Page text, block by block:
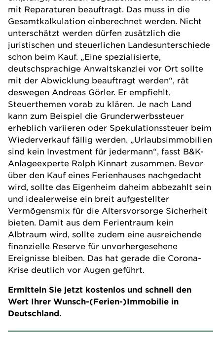
mit Reparaturen beauftragt. Das muss in die
Gesamtkalkulation einberechnet werden. Nicht
unterschätzt werden dürfen zusätzlich die
juristischen und steuerlichen Landesunterschiede
schon beim Kauf. „Eine spezialisierte,
deutschsprachige Anwaltskanzlei vor Ort sollte
mit der Abwicklung beauftragt werden“, rät
deswegen Andreas Görler. Er empfiehlt,
Steuerthemen vorab zu klären. Je nach Land
kann zum Beispiel die Grunderwerbssteuer
erheblich variieren oder Spekulationssteuer beim
Wiederverkauf fällig werden. „Urlaubsimmobilien
sind kein Investment für jedermann“, fasst B&K-
Anlageexperte Ralph Kinnart zusammen. Bevor
über den Kauf eines Ferienhauses nachgedacht
wird, sollte das Eigenheim daheim abbezahlt sein
und idealerweise ein breit aufgestellter
Vermögensmix für die Altersvorsorge Sicherheit
bieten. Damit aus dem Ferientraum kein
Albtraum wird, sollte zudem eine ausreichende
finanzielle Reserve für unvorhergesehene
Ereignisse bleiben. Das hat gerade die Corona-
Krise deutlich vor Augen geführt.
Ermitteln Sie jetzt kostenlos und schnell den
Wert Ihrer Wunsch-(Ferien-)Immobilie in
Deutschland.